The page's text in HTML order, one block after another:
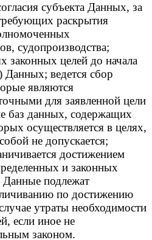
субъекта Данных, за
раскрытия
судопроизводства;
законных целей до начала
Данных; ведется сбор
являются
для заявленной цели
баз данных, содержащих
осуществляется в целях,
не допускается;
достижением
и законных
Данные подлежат
по достижению
утраты необходимости
если иное не
законом.